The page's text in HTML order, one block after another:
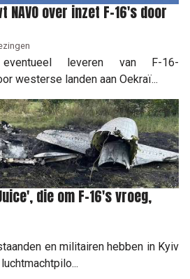
over inzet F-16's door
leveren van F-16-
westerse landen aan Oekraï...
die om F-16's vroeg,
en militairen hebben in Kyiv